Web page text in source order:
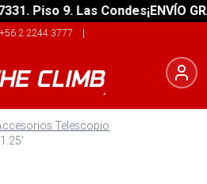
Piso 9. Las Condes¡ENVÍO
+56 2 2244 3777 |
Telescopio